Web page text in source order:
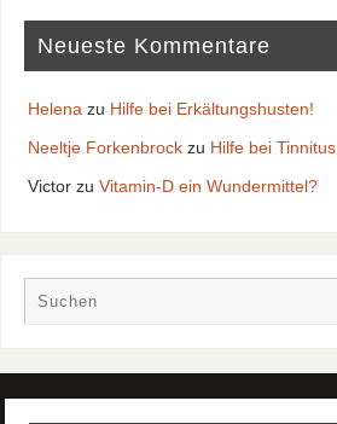
Neueste Kommentare
Helenazu Hilfe bei Erkältungshusten!
Neeltje Forkenbrockzu Hilfe bei Tinnitus
Victorzu Vitamin-D ein Wundermittel?